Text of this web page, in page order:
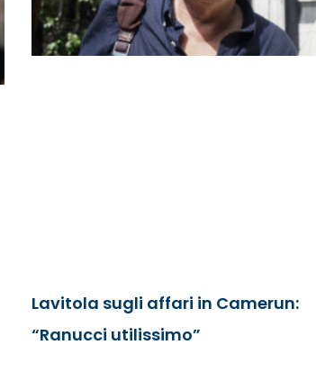
Lavitola sugli affari in Camerun:
“Ranucci utilissimo”